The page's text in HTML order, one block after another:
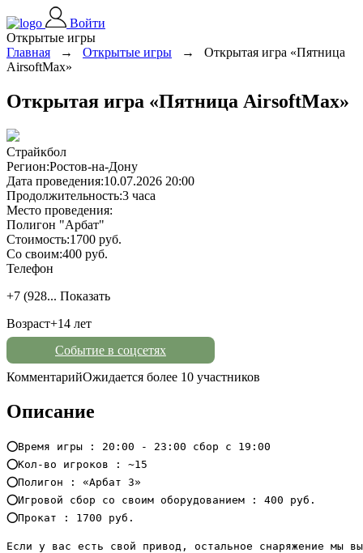
Войти
Открытые игры
Главная
→ Открытые игры →
Открытая игра «Пятница
AirsoftMax»
Открытая игра «Пятница AirsoftMax»
Страйкбол
Регион:Ростов-на-Дону
Дата проведения:10.07.2026 20:00
Продолжительность:3 часа
Место проведения:
Полигон "Арбат"
Стоимость:1700 руб.
Со своим:400 руб.
Телефон
+7 (928... Показать
Возраст+14 лет
Событие в соцсетях
КомментарийОжидается более 10 участников
Описание
⭕Время игры : 20:00 - 23:00 сбор с 19:00
⭕Кол-во игроков : ~15
⭕Полигон : «Арбат 3»
⭕Игровой сбор со своим оборудованием : 400 руб.
⭕Прокат : 1700 руб.
Если у вас есть свой привод, остальное снаряжение мы